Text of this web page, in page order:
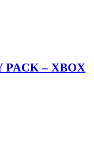
PACK – XBOX